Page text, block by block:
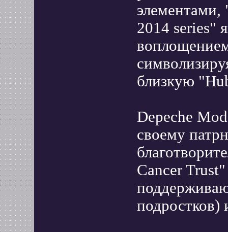
2014 series"
близкую
Depeche
своему
Cancer Trust"
подростков)